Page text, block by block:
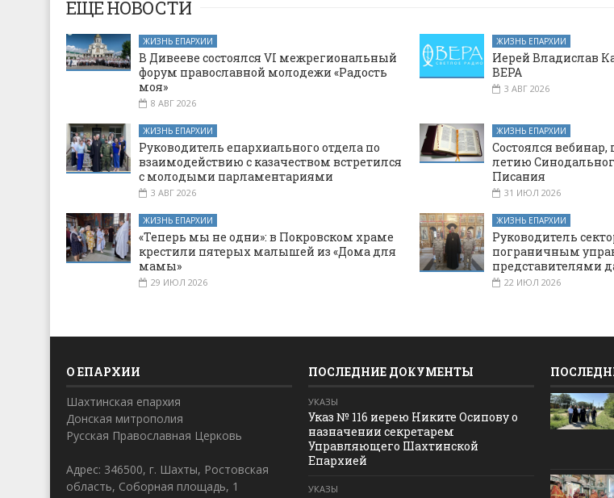
ЕЩЕ НОВОСТИ
ЖИЗНЬ ЕПАРХИИ
В Дивееве состоялся VI межрегиональный
форум православной молодежи «Радость
моя»
8 АВГ 2026
ЖИЗНЬ ЕПАРХИИ
Иерей Владислав
ВЕРА
3 АВГ 2026
ЖИЗНЬ ЕПАРХИИ
Руководитель епархиального отдела по
взаимодействию с казачеством встретился
с молодыми парламентариями
3 АВГ 2026
ЖИЗНЬ ЕПАРХИИ
Состоялся
летию
Писания
31 ИЮЛ 2026
ЖИЗНЬ ЕПАРХИИ
«Теперь мы не одни»: в Покровском храме
крестили пятерых малышей из «Дома для
мамы»
29 ИЮЛ 2026
ЖИЗНЬ ЕПАРХИИ
Руководитель
пограничным
представителями
22 ИЮЛ 2026
О ЕПАРХИИ
Шахтинская епархия
Донская митрополия
Русская Православная Церковь
Адрес: 346500, г. Шахты, Ростовская
область, Соборная площадь, 1
ПОСЛЕДНИЕ ДОКУМЕНТЫ
УКАЗЫ
Указ № 116 иерею Никите Осипову о
назначении секретарем
Управляющего Шахтинской
Епархией
УКАЗЫ